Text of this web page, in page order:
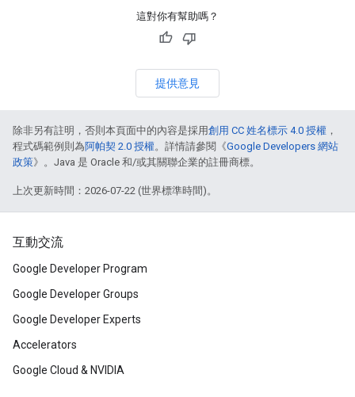
這對你有幫助嗎？
提供意見
除非另有註明，否則本頁面中的內容是採用創用 CC 姓名標示 4.0 授權 ，
程式碼範例則為阿帕契 2.0 授權。詳情請參閱《Google Developers 網站
政策》。Java 是 Oracle 和/或其關聯企業的註冊商標。
上次更新時間：2026-07-22 (世界標準時間)。
互動交流
Google Developer Program
Google Developer Groups
Google Developer Experts
Accelerators
Google Cloud & NVIDIA